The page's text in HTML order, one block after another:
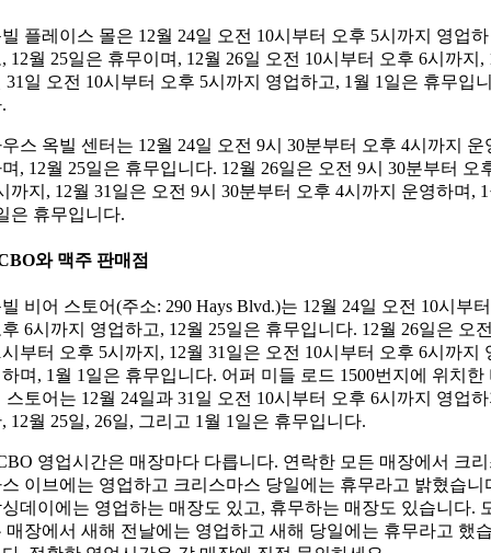
플레이스 몰은 12월 24일 오전 10시부터 오후 5시까지 영업하
12월 25일은 휴무이며, 12월 26일 오전 10시부터 오후 6시까지,
31일 오전 10시부터 오후 5시까지 영업하고, 1월 1일은 휴무입
스 옥빌 센터는 12월 24일 오전 9시 30분부터 오후 4시까지 운
, 12월 25일은 휴무입니다. 12월 26일은 오전 9시 30분부터 오
까지, 12월 31일은 오전 9시 30분부터 오후 4시까지 운영하며,
은 휴무입니다.
와 맥주 판매점
비어 스토어(주소: 290 Hays Blvd.)는 12월 24일 오전 10시부터
6시까지 영업하고, 12월 25일은 휴무입니다. 12월 26일은 오
시부터 오후 5시까지, 12월 31일은 오전 10시부터 오후 6시까지
며, 1월 1일은 휴무입니다. 어퍼 미들 로드 1500번지에 위치한
스토어는 12월 24일과 31일 오전 10시부터 오후 6시까지 영업
12월 25일, 26일, 그리고 1월 1일은 휴무입니다.
영업시간은 매장마다 다릅니다. 연락한 모든 매장에서 크
이브에는 영업하고 크리스마스 당일에는 휴무라고 밝혔습니
데이에는 영업하는 매장도 있고, 휴무하는 매장도 있습니다.
매장에서 새해 전날에는 영업하고 새해 당일에는 휴무라고 했